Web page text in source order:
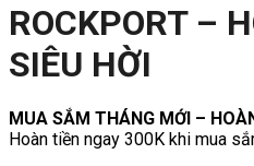
ROCKPORT –
SIÊU HỜI
MUA SẮM THÁNG MỚI –
Hoàn tiền ngay 300K khi mua